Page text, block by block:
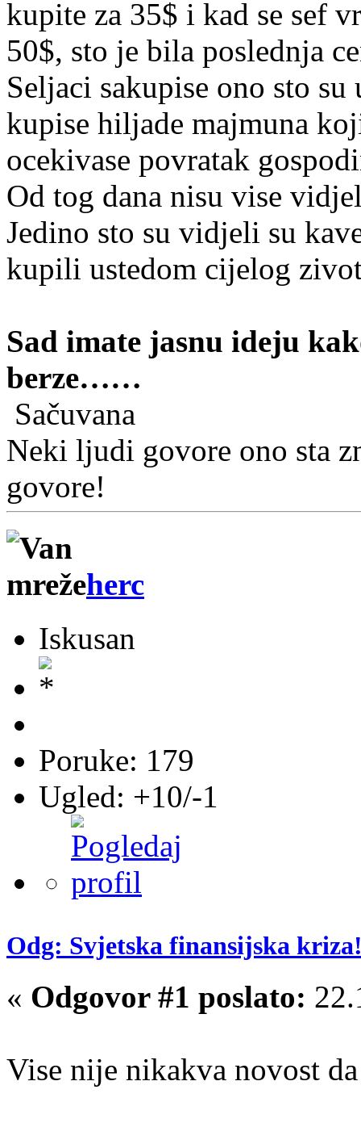
kupite za 35$ i kad se sef
50$, sto je bila poslednja
Seljaci sakupise ono sto
kupise hiljade majmuna
ocekivase povratak
Od tog dana nisu vise
Jedino sto su vidjeli su
kupili ustedom cijelog
Sad imate jasnu ideju
berze……
Sačuvana
Neki ljudi govore ono sta
govore!
herc
Iskusan
Poruke: 179
Ugled: +10/-1
Odg: Svjetska finansijska
« Odgovor #1 poslato:
Vise nije nikakva novost